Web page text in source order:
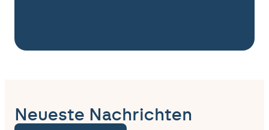
Neueste Nachrichten